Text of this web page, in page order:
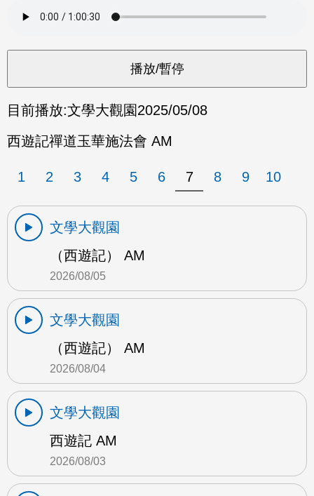
目前播放:文學大觀園2025/05/08
西遊記禪道玉華施法會 AM
1 2 3 4 5 6 7 8 9 10
文學大觀園
（西遊記） AM
2026/08/05
文學大觀園
（西遊記） AM
2026/08/04
文學大觀園
西遊記 AM
2026/08/03